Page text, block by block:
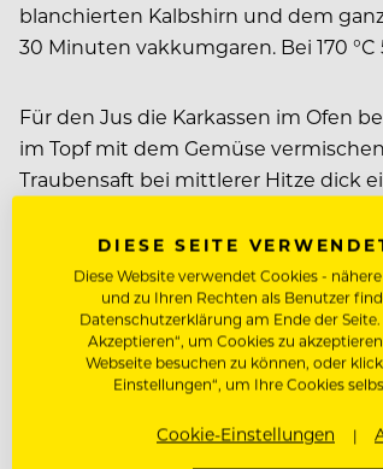
blanchierten Kalbshirn und dem
30 Minuten vakkumgaren. Bei 170
Für den Jus die Karkassen im Ofen
im Topf mit dem Gemüse
Traubensaft bei mittlerer Hitze dick
Die Kartoffeln kochen, schälen und
etwas Polenta bestreuen, leicht
DIESE SEITE
Diese Website verwendet Cookies -
und zu Ihren Rechten als Benutzer
Datenschutzerklärung am Ende der Seite.
Akzeptieren“, um Cookies zu
Webseite besuchen zu können, oder
Einstellungen“, um Ihre Cookies
Cookie-Einstellungen